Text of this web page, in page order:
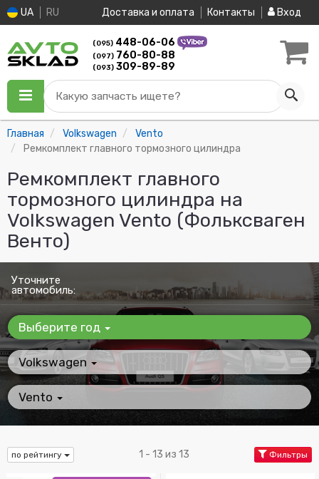
UA RU Доставка и оплата Контакты Вход
(095) 448-06-06
(097) 760-80-88
(093) 309-89-89
Какую запчасть ищете?
Главная Volkswagen
Vento
Ремкомплект главного тормозного цилиндра
Ремкомплект главного
тормозного цилиндра на
Volkswagen Vento (Фольксваген
Венто)
Уточните
автомобиль:
Выберите год
Volkswagen
Vento
по рейтингу 1 - 13 из 13 Фильтры